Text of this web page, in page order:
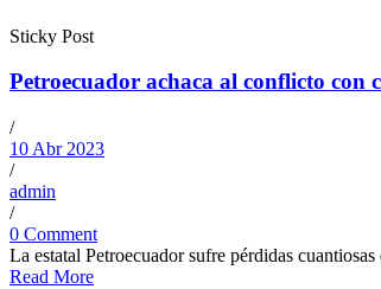
Sticky Post
Petroecuador achaca al conflicto con
/
10 Abr 2023
/
admin
/
0 Comment
La estatal Petroecuador sufre pérdidas
Read More